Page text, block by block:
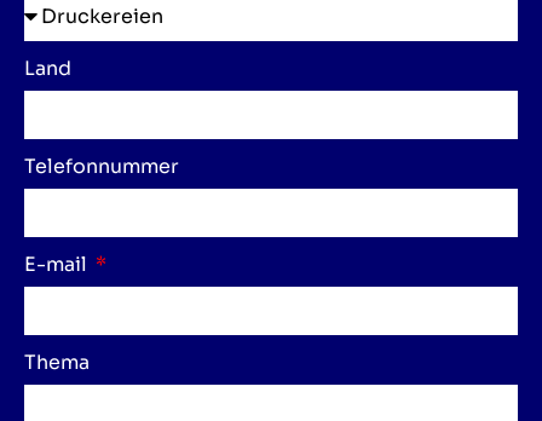
Land
Telefonnummer
E-mail
Thema